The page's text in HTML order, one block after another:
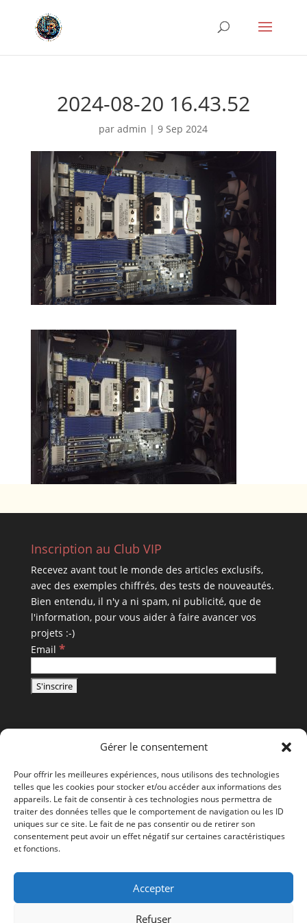
Gérer le consentement
Pour offrir les meilleures expériences, nous utilisons des technologies
telles que les cookies pour stocker et/ou accéder aux informations des
appareils. Le fait de consentir à ces technologies nous permettra de
traiter des données telles que le comportement de navigation ou les ID
uniques sur ce site. Le fait de ne pas consentir ou de retirer son
consentement peut avoir un effet négatif sur certaines caractéristiques
et fonctions.
Accepter
Refuser
2024-08-20 16.43.52
paradmin |9 Sep 2024
Inscription au Club VIP
Recevez avant tout le monde des articles exclusifs,
avec des exemples chiffrés, des tests de nouveautés.
Bien entendu, il n'y a ni spam, ni publicité, que de
l'information, pour vous aider à faire avancer vos
projets :-)
Email *